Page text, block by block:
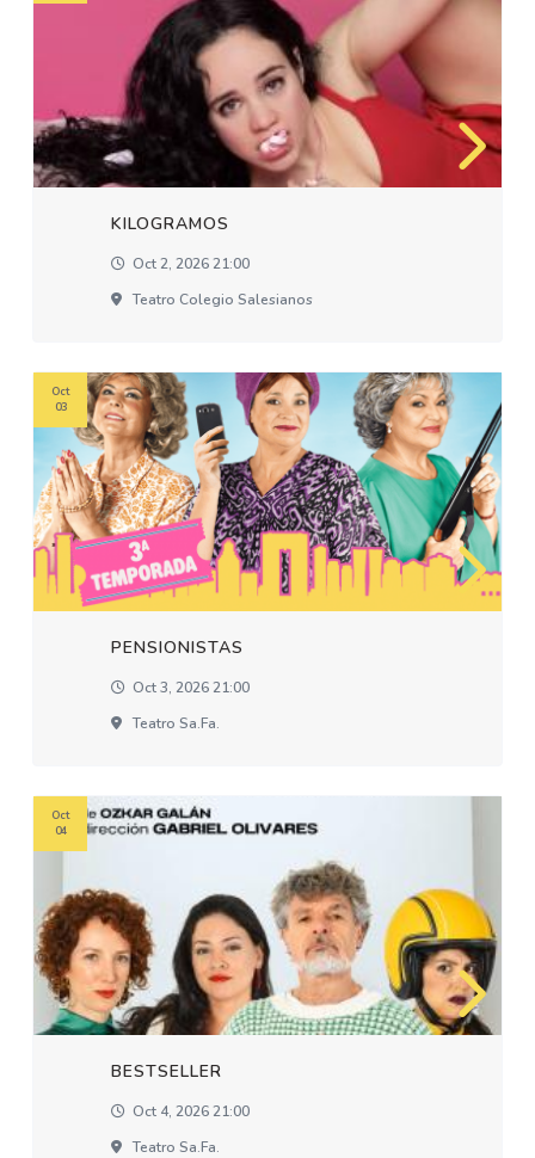
KILOGRAMOS
Oct 2, 2026 21:00
Teatro Colegio Salesianos
PENSIONISTAS
Oct 3, 2026 21:00
Teatro Sa.fa.
Oct
03
BESTSELLER
Oct 4, 2026 21:00
Teatro Sa.fa.
Oct
04